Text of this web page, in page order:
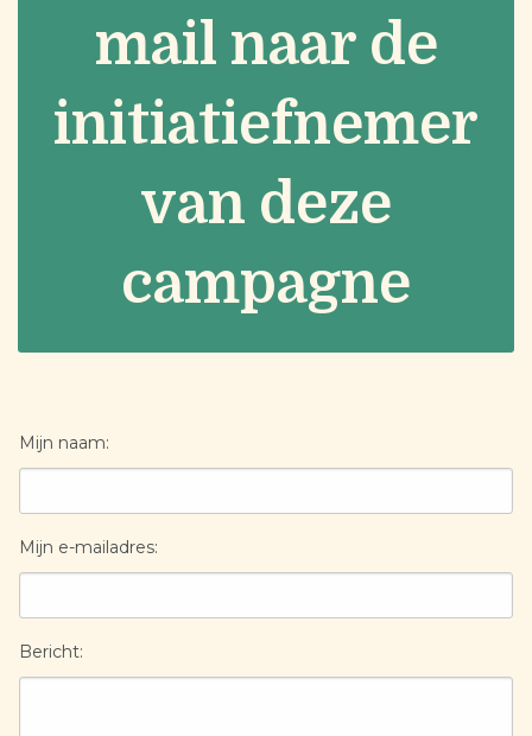
mail naar de
initiatiefnemer
van deze
campagne
Mijn naam:
Mijn e-mailadres:
Bericht: